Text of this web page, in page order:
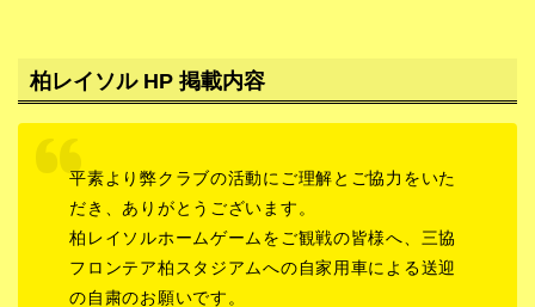
柏レイソル HP 掲載内容
平素より弊クラブの活動にご理解とご協力をいた
だき、ありがとうございます。
柏レイソルホームゲームをご観戦の皆様へ、三協
フロンテア柏スタジアムへの自家用車による送迎
の自粛のお願いです。